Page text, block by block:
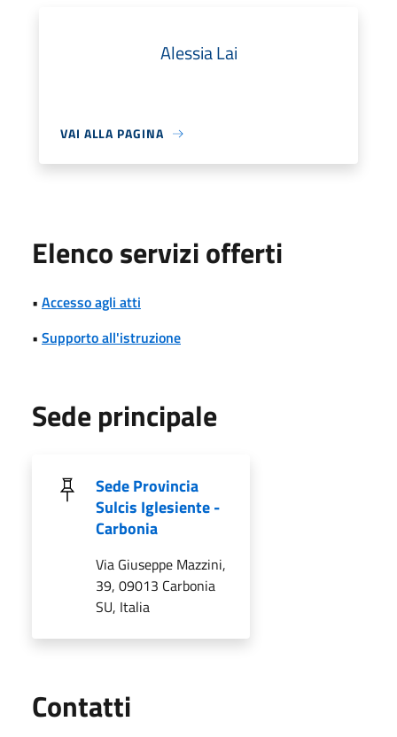
Alessia Lai
VAI ALLA PAGINA
Elenco servizi offerti
• Accesso agli atti
• Supporto all'istruzione
Sede principale
Sede Provincia
Sulcis Iglesiente -
Carbonia
Via Giuseppe Mazzini,
39, 09013 Carbonia
SU, Italia
Contatti